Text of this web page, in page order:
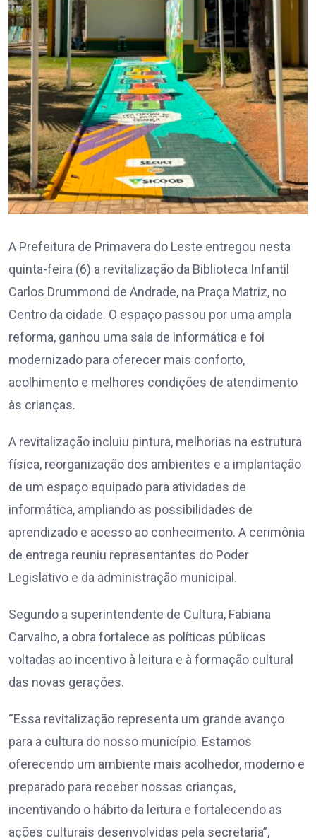
A Prefeitura de Primavera do Leste entregou nesta
quinta-feira (6) a revitalização da Biblioteca Infantil
Carlos Drummond de Andrade, na Praça Matriz, no
Centro da cidade. O espaço passou por uma ampla
reforma, ganhou uma sala de informática e foi
modernizado para oferecer mais conforto,
acolhimento e melhores condições de atendimento
às crianças.
A revitalização incluiu pintura, melhorias na estrutura
física, reorganização dos ambientes e a implantação
de um espaço equipado para atividades de
informática, ampliando as possibilidades de
aprendizado e acesso ao conhecimento. A cerimônia
de entrega reuniu representantes do Poder
Legislativo e da administração municipal.
Segundo a superintendente de Cultura, Fabiana
Carvalho, a obra fortalece as políticas públicas
voltadas ao incentivo à leitura e à formação cultural
das novas gerações.
“Essa revitalização representa um grande avanço
para a cultura do nosso município. Estamos
oferecendo um ambiente mais acolhedor, moderno e
preparado para receber nossas crianças,
incentivando o hábito da leitura e fortalecendo as
ações culturais desenvolvidas pela secretaria”,